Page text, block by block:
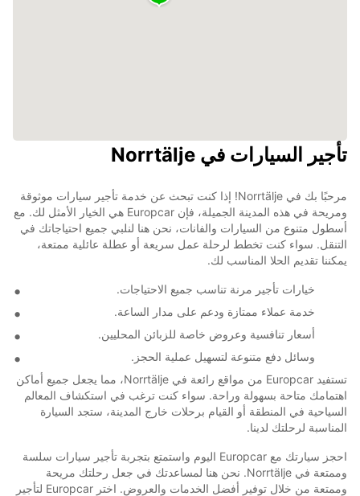
تأجير السيارات في Norrtälje
مرحبًا بك في Norrtälje! إذا كنت تبحث عن خدمة تأجير سيارات موثوقة
ومريحة في هذه المدينة الجميلة، فإن Europcar هي الخيار الأمثل لك. مع
أسطول متنوع من السيارات والفانات، نحن هنا لنلبي جميع احتياجاتك في
التنقل. سواء كنت تخطط لرحلة عمل سريعة أو عطلة عائلية ممتعة،
يمكننا تقديم الحلا المناسب لك.
خيارات تأجير مرنة تناسب جميع الاحتياجات.
خدمة عملاء ممتازة ودعم على مدار الساعة.
أسعار تنافسية وعروض خاصة للزبائن المحليين.
وسائل دفع متنوعة لتسهيل عملية الحجز.
تستفيد Europcar من مواقع رائعة في Norrtälje، مما يجعل جميع أماكن
اهتمامك متاحة بسهولة وراحة. سواء كنت ترغب في استكشاف المعالم
السياحية في المنطقة أو القيام برحلات خارج المدينة، ستجد السيارة
المناسبة لرحلتك لدينا.
احجز سيارتك مع Europcar اليوم واستمتع بتجربة تأجير سيارات سلسة
وممتعة في Norrtälje. نحن هنا لمساعدتك في جعل رحلتك مريحة
وممتعة من خلال توفير أفضل الخدمات والعروض. اختر Europcar لتأجير